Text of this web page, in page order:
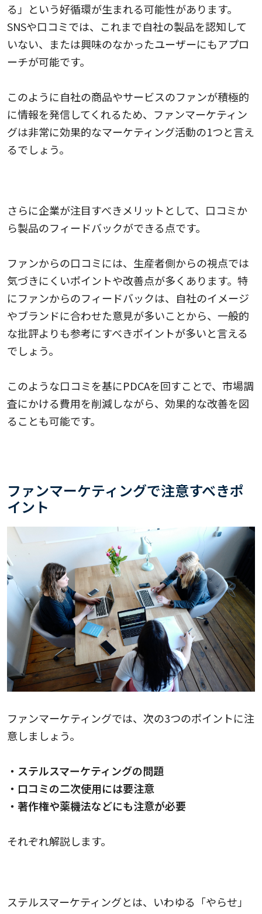
る」という好循環が生まれる可能性があります。
SNSや口コミでは、これまで自社の製品を認知して
いない、または興味のなかったユーザーにもアプロ
ーチが可能です。
このように自社の商品やサービスのファンが積極的
に情報を発信してくれるため、ファンマーケティン
グは非常に効果的なマーケティング活動の1つと言え
るでしょう。
さらに企業が注目すべきメリットとして、口コミか
ら製品のフィードバックができる点です。
ファンからの口コミには、生産者側からの視点では
気づきにくいポイントや改善点が多くあります。特
にファンからのフィードバックは、自社のイメージ
やブランドに合わせた意見が多いことから、一般的
な批評よりも参考にすべきポイントが多いと言える
でしょう。
このような口コミを基にPDCAを回すことで、市場調
査にかける費用を削減しながら、効果的な改善を図
ることも可能です。
ファンマーケティングで注意すべきポ
イント
ファンマーケティングでは、次の3つのポイントに注
意しましょう。
・ステルスマーケティングの問題
・口コミの二次使用には要注意
・著作権や薬機法などにも注意が必要
それぞれ解説します。
ステルスマーケティングとは、いわゆる「やらせ」